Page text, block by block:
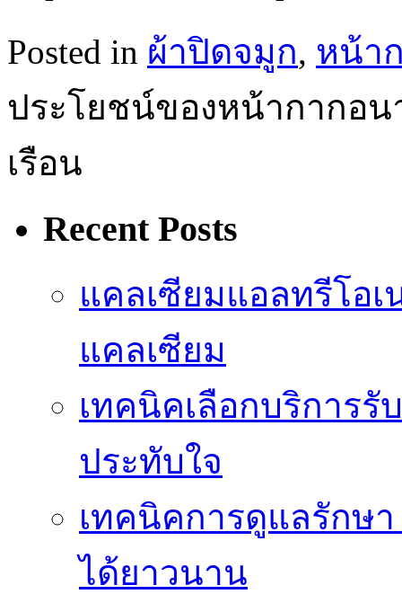
Posted in ผ้าปิดจมูก, หน้า
ประโยชน์ของหน้ากากอ
เรือน
Recent Posts
แคลเซียมแอลทรีโอ
แคลเซียม
เทคนิคเลือกบริการรั
ประทับใจ
เทคนิคการดูแลรักษา
ได้ยาวนาน